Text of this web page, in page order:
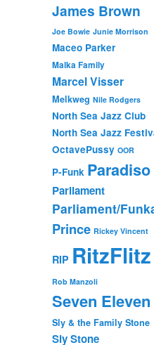
James Brown
Joe Bowie Junie Morrison
Maceo Parker
Malka Family
Marcel Visser
Melkweg Nile Rodgers
North Sea Jazz Club
North Sea Jazz
OctavePussy OOR
P-Funk Paradiso
Parliament
Parliament/
Prince Rickey Vincent
RIP RitzFlitz
Rob Manzoli
Seven Eleven
Sly & the Family Stone
Sly Stone